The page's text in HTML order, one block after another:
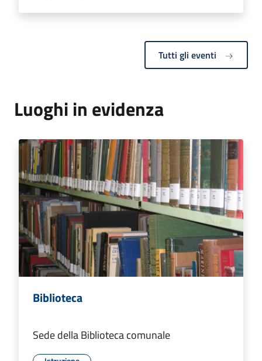
Tutti gli eventi
Luoghi in evidenza
Biblioteca
Sede della Biblioteca comunale